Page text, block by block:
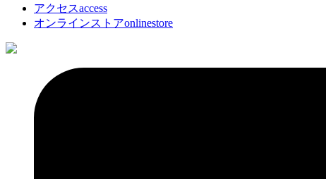
アクセスaccess
オンラインストアonlinestore